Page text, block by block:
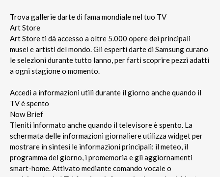
Trova gallerie darte di fama mondiale nel tuo TV
Art Store
Art Store ti dà accesso a oltre 5.000 opere dei principali
musei e artisti del mondo. Gli esperti darte di Samsung curano
le selezioni durante tutto lanno, per farti scoprire pezzi adatti
a ogni stagione o momento.
Accedi a informazioni utili durante il giorno anche quando il
TV è spento
Now Brief
Tieniti informato anche quando il televisore è spento. La
schermata delle informazioni giornaliere utilizza widget per
mostrare in sintesi le informazioni principali: il meteo, il
programma del giorno, i promemoria e gli aggiornamenti
smart-home. Attivato mediante comando vocale o